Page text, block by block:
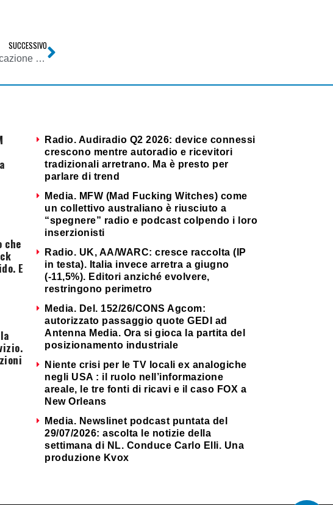
SUCCESSIVO
Comunicazioni radiotelevisive – La corretta applicazione dei principi di obiettività, completezza, lealtà e imparzialità dell’informazione nell’ambito del sistema radiotelevisivo
che
E
Radio. Audiradio Q2 2026: device connessi
crescono mentre autoradio e ricevitori
tradizionali arretrano. Ma è presto per
parlare di trend
Media. MFW (Mad Fucking Witches) come
un collettivo australiano è riusciuto a
“spegnere” radio e podcast colpendo i loro
inserzionisti
Radio. UK, AA/WARC: cresce raccolta (IP
in testa). Italia invece arretra a giugno
(-11,5%). Editori anziché evolvere,
restringono perimetro
Media. Del. 152/26/CONS Agcom:
autorizzato passaggio quote GEDI ad
Antenna Media. Ora si gioca la partita del
posizionamento industriale
Niente crisi per le TV locali ex analogiche
negli USA : il ruolo nell’informazione
areale, le tre fonti di ricavi e il caso FOX a
New Orleans
Media. Newslinet podcast puntata del
29/07/2026: ascolta le notizie della
settimana di NL. Conduce Carlo Elli. Una
produzione Kvox